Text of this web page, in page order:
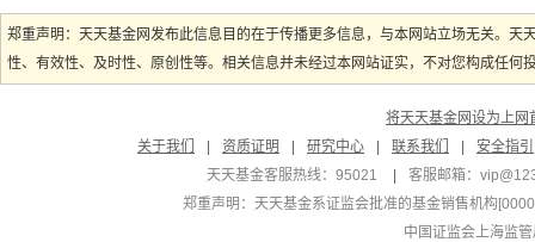
郑重声明：天天基金网发布此信息目的在于传播更多信息，与本网站立场无关。
性、有效性、及时性、原创性等。相关信息并未经过本网站证实，不对您构成任
将天天基金网设为上网
关于我们
资质证明 研究中心 联系我们
安全指引
天天基金客服热线：95021
客服邮箱：
郑重声明：天天基金系证监会批准的基金销售机构
中国证监会上海监